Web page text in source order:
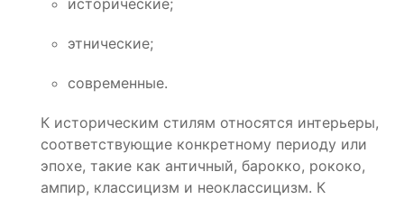
исторические;
этнические;
современные.
К историческим стилям относятся интерьеры,
соответствующие конкретному периоду или
эпохе, такие как античный, барокко, рококо,
ампир, классицизм и неоклассицизм. К